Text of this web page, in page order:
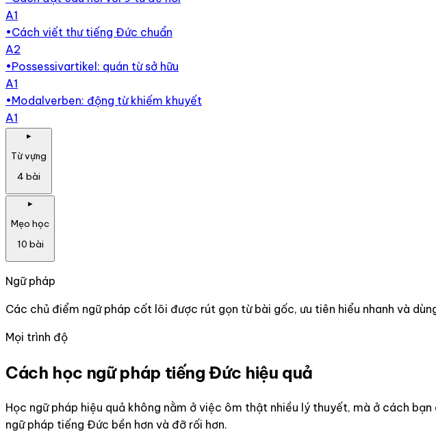
A1
•Cách viết thư tiếng Đức chuẩn
A2
•Possessivartikel: quán từ sở hữu
A1
•Modalverben: động từ khiếm khuyết
A1
▸
Từ vựng
4 bài
▸
Mẹo học
10 bài
Ngữ pháp
Các chủ điểm ngữ pháp cốt lõi được rút gọn từ bài gốc, ưu tiên hiểu nhanh và
Mọi trình độ
Cách học ngữ pháp tiếng Đức hiệu quả
Học ngữ pháp hiệu quả không nằm ở việc ôm thật nhiều lý thuyết, mà ở cách
ngữ pháp tiếng Đức bền hơn và đỡ rối hơn.